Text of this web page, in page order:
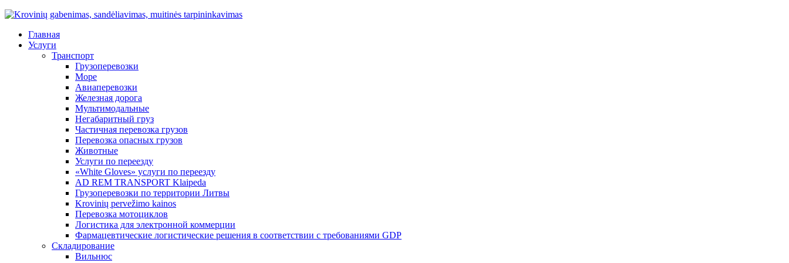
Главная
Услуги
Транспорт
Грузоперевозки
Море
Авиаперевозки
Железная дорога
Мультимодальные
Негабаритный груз
Частичная перевозка грузов
Перевозка опасных грузов
Животные
Услуги по переезду
«White Gloves» услуги по переезду
AD REM TRANSPORT Klaipeda
Грузоперевозки по территории Литвы
Krovinių pervežimo kainos
Перевозка мотоциклов
Логистика для электронной коммерции
Фармацевтические логистические решения в соответствии с требованиями GDP
Складирование
Вильнюс